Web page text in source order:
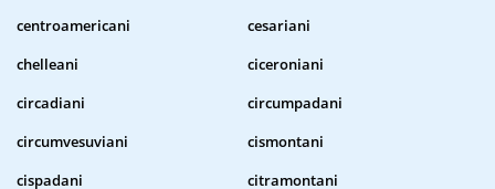
centroamericani
cesariani
chelleani
ciceroniani
circadiani
circumpadani
circumvesuviani
cismontani
cispadani
citramontani